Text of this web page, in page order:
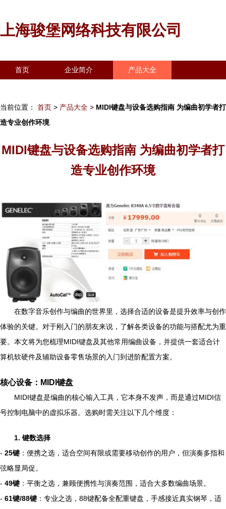
上海骏堡网络科技有限公司
首页 企业简介 产品大全
当前位置： 首页 > 产品大全 > MIDI键盘与设备选购指南 为编曲初学者打
造专业创作环境
MIDI键盘与设备选购指南 为编曲初学者打
造专业创作环境
在数字音乐创作与编曲的世界里，选择合适的设备是提升效率与创作
体验的关键。对于刚入门的朋友来说，了解各类设备的功能与搭配尤为重
要。本文将为您梳理MIDI键盘及其他常用编曲设备，并提供一套适合计
算机软硬件及辅助设备零售场景的入门到进阶配置方案。
核心设备：MIDI键盘
MIDI键盘是编曲的核心输入工具，它本身不发声，而是通过MIDI信
号控制电脑中的虚拟乐器。选购时需关注以下几个维度：
1. 键数选择
- 25键 ：便携之选，适合空间有限或需要移动创作的用户，但演奏多指和
弦略显局促。
- 49键 ：平衡之选，兼顾便携性与演奏范围，适合大多数编曲场景。
- 61键/88键 ：专业之选，88键配备全配重键盘，手感接近真实钢琴，适